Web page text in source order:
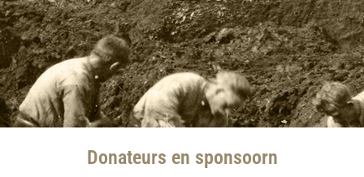
Donateurs en sponsoorn